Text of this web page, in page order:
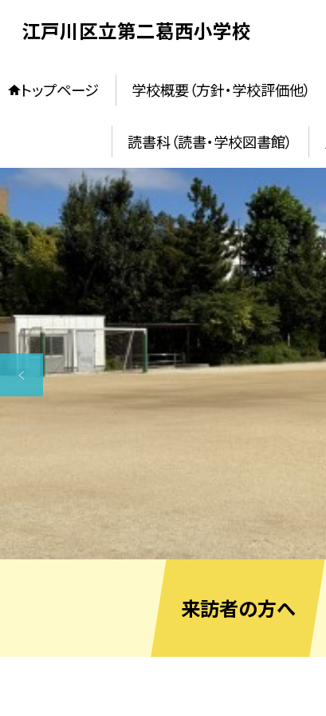
江戸川区立第二葛西小学校
トップページ 学校概要（方針・学校評価他）
読書科（読書・学校図書館）
来訪者の方へ